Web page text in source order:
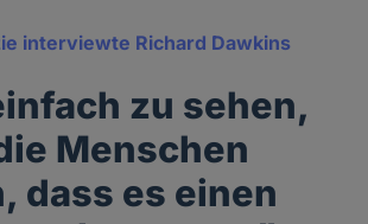
interviewte Richard Dawkins
zu sehen,
Menschen
dass es einen